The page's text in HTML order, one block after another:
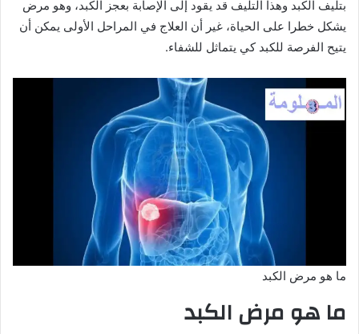
بتليف الكبد وهذا التليف قد يقود إلى الإصابة بعجز الكبد، وهو مرض
يشكل خطرا على الحياة، غير أن العلاج في المراحل الأولى يمكن أن
يتيح الفرصة للكبد كي يتماثل للشفاء.
ما هو مرض الكبد
ما هو مرض الكبد